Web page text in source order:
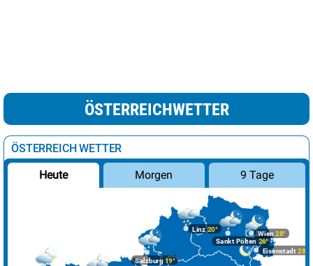
ÖSTERREICHWETTER
ÖSTERREICH WETTER
Heute Morgen 9 Tage
Linz20°
Salzburg19°
Wien 28°
Eisenstadt 28°
Sankt Pölten 26°